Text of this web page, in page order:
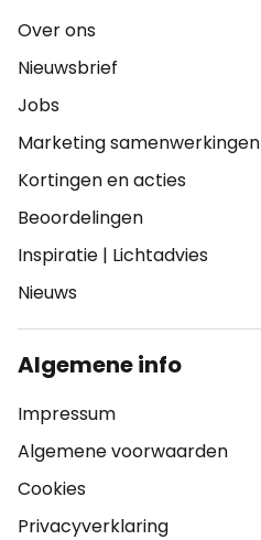
Over ons
Nieuwsbrief
Jobs
Marketing samenwerkingen
Kortingen en acties
Beoordelingen
Inspiratie | Lichtadvies
Nieuws
Algemene info
Impressum
Algemene voorwaarden
Cookies
Privacyverklaring